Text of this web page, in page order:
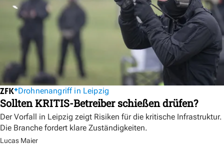
Drohnenangriff in Leipzig
Sollten KRITIS-Betreiber schießen drüfen?
Der Vorfall in Leipzig zeigt Risiken für die kritische Infrastruktur.
Die Branche fordert klare Zuständigkeiten.
Lucas Maier